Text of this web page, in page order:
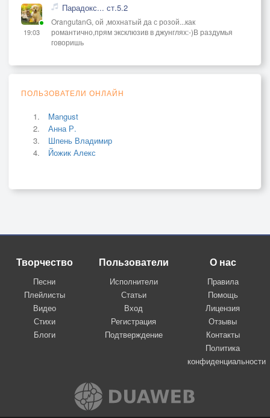
19:03
Парадокс... ст.5.2
OrangutanG, ой ,мохнатый да с розой...как
романтично,прям эксклюзив в джунглях:-)В раздумья
говоришь
ПОЛЬЗОВАТЕЛИ ОНЛАЙН
Mangust
Анна Р.
Шпень Владимир
Йожик Алекс
Творчество
Песни
Плейлисты
Видео
Стихи
Блоги
Пользователи
Исполнители
Статьи
Вход
Регистрация
Подтверждение
О нас
Правила
Помощь
Лицензия
Отзывы
Контакты
Политика
конфиденциальности